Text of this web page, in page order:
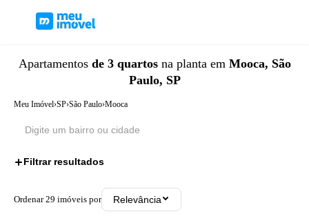
Apartamentos de 3 quartosna planta em Mooca, São
Paulo, SP
Meu Imóvel›SP›São Paulo›Mooca
Filtrar resultados
Ordenar29 imóveis por Relevância